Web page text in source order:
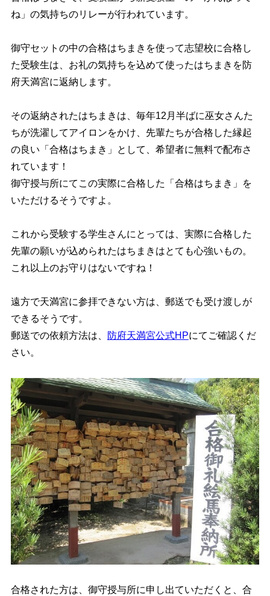
ね」の気持ちのリレーが行われています。
御守セットの中の合格はちまきを使って志望校に合格し
た受験生は、お礼の気持ちを込めて使ったはちまきを防
府天満宮に返納します。
その返納されたはちまきは、毎年12月半ばに巫女さんた
ちが洗濯してアイロンをかけ、先輩たちが合格した縁起
の良い「合格はちまき」として、希望者に無料で配布さ
れています！
御守授与所にてこの実際に合格した「合格はちまき」を
いただけるそうですよ。
これから受験する学生さんにとっては、実際に合格した
先輩の願いが込められたはちまきはとても心強いもの。
これ以上のお守りはないですね！
遠方で天満宮に参拝できない方は、郵送でも受け渡しが
できるそうです。
郵送での依頼方法は、
防府天満宮公式HPにてご確認くだ
さい。
合格された方は、御守授与所に申し出ていただくと、合